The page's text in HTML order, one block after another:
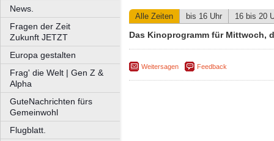
News.
Fragen der Zeit
Zukunft JETZT
Europa gestalten
Frag' die Welt | Gen Z &
Alpha
GuteNachrichten fürs
Gemeinwohl
Flugblatt.
Alle Zeiten bis 16 Uhr 16 bis 20
Das Kinoprogramm für Mittwoch,
Weitersagen Feedback